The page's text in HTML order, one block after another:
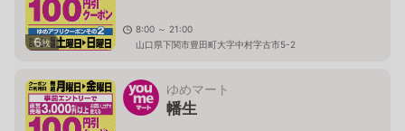
6枚
8:00 ～ 21:00
山口県下関市豊田町大字中村字古市5-2
ゆめマート
幡生